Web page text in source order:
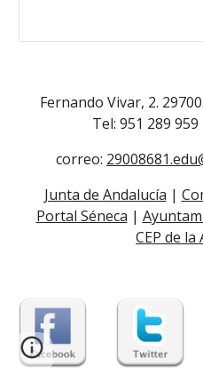
Fernando Vivar, 2.
Tel: 951 289 959
correo:
Junta de Andalucía |
Portal Séneca |
CEP de la